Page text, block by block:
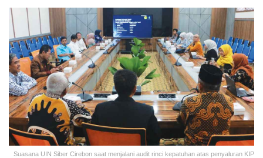
Suasana UIN Siber Cirebon saat menjalani audit rinci kepatuhan atas penyaluran KIP